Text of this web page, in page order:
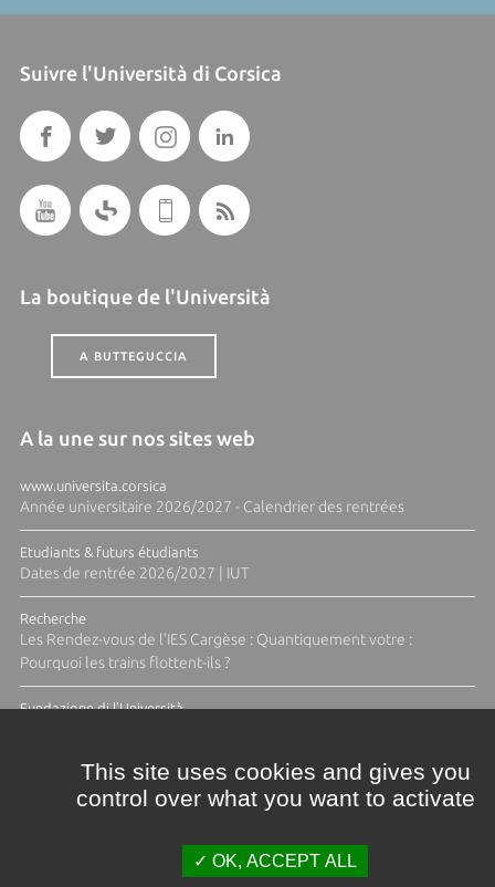
Suivre l'Università di Corsica
La boutique de l'Università
A BUTTEGUCCIA
A la une sur nos sites web
www.universita.corsica
Année universitaire 2026/2027 - Calendrier des rentrées
Etudiants & futurs étudiants
Dates de rentrée 2026/2027 | IUT
Recherche
Les Rendez-vous de l'IES Cargèse : Quantiquement votre :
Pourquoi les trains flottent-ils ?
Fundazione di l'Università
This site uses cookies and gives you
control over what you want to activate
OK, ACCEPT ALL